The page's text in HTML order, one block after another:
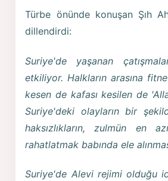
Türbe önünde konuşan Şıh
dillendirdi:
Suriye'de yaşanan
etkiliyor. Halkların arasına
kesen de kafası kesilen de
Suriye'deki olayların bir
haksızlıkların, zulmün en
rahatlatmak babında ele
Suriye'de Alevi rejimi olduğu